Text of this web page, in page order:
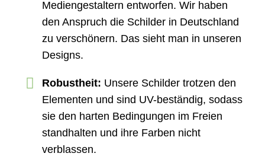
Mediengestaltern entworfen. Wir haben
den Anspruch die Schilder in Deutschland
zu verschönern. Das sieht man in unseren
Designs.
Robustheit: Unsere Schilder trotzen den
Elementen und sind UV-beständig, sodass
sie den harten Bedingungen im Freien
standhalten und ihre Farben nicht
verblassen.